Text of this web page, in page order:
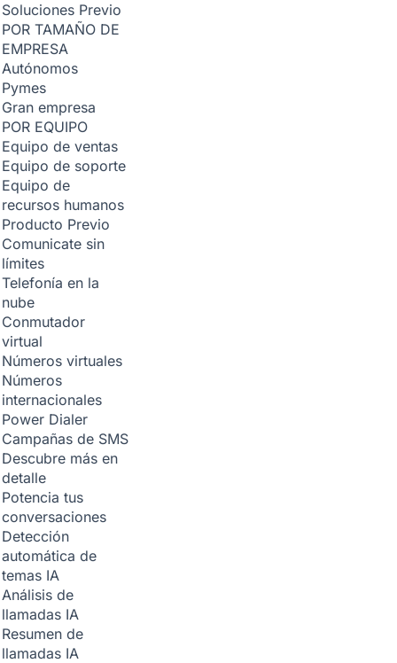
Soluciones Previo
POR TAMAÑO DE
EMPRESA
Autónomos
Pymes
Gran empresa
POR EQUIPO
Equipo de ventas
Equipo de soporte
Equipo de
recursos humanos
Producto Previo
Comunicate sin
límites
Telefonía en la
nube
Conmutador
virtual
Números virtuales
Números
internacionales
Power Dialer
Campañas de SMS
Descubre más en
detalle
Potencia tus
conversaciones
Detección
automática de
temas IA
Análisis de
llamadas IA
Resumen de
llamadas IA